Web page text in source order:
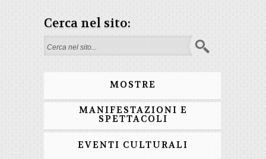
Cerca nel sito:
Form di ricerca
MOSTRE
MANIFESTAZIONI E
SPETTACOLI
EVENTI CULTURALI